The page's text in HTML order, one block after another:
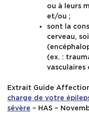
ou à leurs
et/ou ;
sont la
cerveau,
(ex. :
vasculaires
Extrait Guide
charge de votre
sévère – HAS –